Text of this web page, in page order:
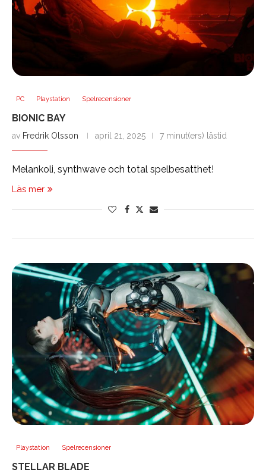
PC Playstation Spelrecensioner
BIONIC BAY
av Fredrik Olsson april 21, 2025 7 minut(ers) lästid
Melankoli, synthwave och total spelbesatthet!
Läs mer
Playstation Spelrecensioner
STELLAR BLADE